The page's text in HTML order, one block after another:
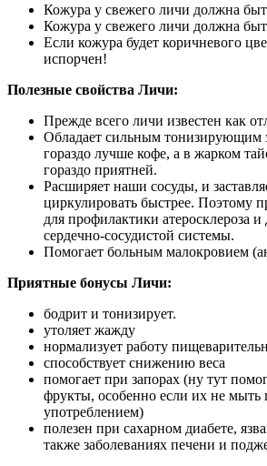
Кожура у свежего личи должна
Кожура у свежего личи должна
Если кожура будет коричневого
испорчен!
Полезные свойства Личи:
Прежде всего личи известен как
Обладает сильным тонизирующим
гораздо лучше кофе, а в жарком
гораздо приятней.
Расширяет наши сосуды, и
циркулировать быстрее. Поэтому
для профилактики атеросклероза и
сердечно-сосудистой системы.
Помогает больным малокровием
Приятные бонусы Личи:
бодрит и тонизирует.
утоляет жажду
нормализует работу
способствует снижению веса
помогает при запорах (ну тут
фрукты, особенно если их не мыть
употреблением)
полезен при сахарном диабете,
также заболеваниях печени и